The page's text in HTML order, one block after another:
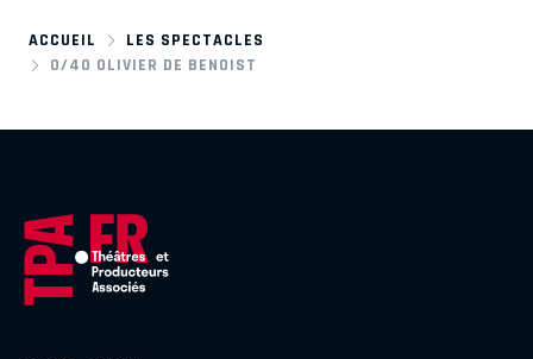
ACCUEIL
LES SPECTACLES
0/40 OLIVIER DE BENOIST